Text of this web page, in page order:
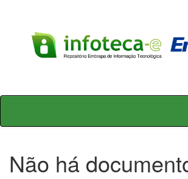
Skip
Não há